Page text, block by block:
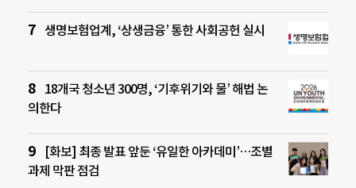
생명보험업계, ‘상생금융’ 통한 사회공헌 실시
18개국 청소년 300명, ‘기후위기와 물’ 해법 논
의한다
[화보] 최종 발표 앞둔 ‘유일한 아카데미’…조별
과제 막판 점검